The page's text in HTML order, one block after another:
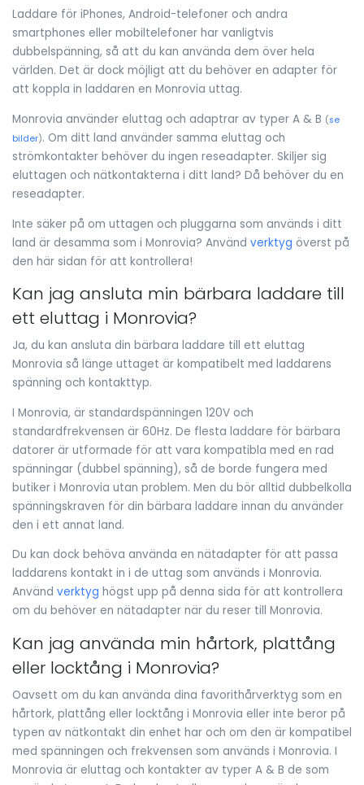
Laddare för iPhones, Android-telefoner och andra
smartphones eller mobiltelefoner har vanligtvis
dubbelspänning, så att du kan använda dem över hela
världen. Det är dock möjligt att du behöver en adapter för
att koppla in laddaren en Monrovia uttag.
Monrovia använder eluttag och adaptrar av typer A & B (se
bilder). Om ditt land använder samma eluttag och
strömkontakter behöver du ingen reseadapter. Skiljer sig
eluttagen och nätkontakterna i ditt land? Då behöver du en
reseadapter.
Inte säker på om uttagen och pluggarna som används i ditt
land är desamma som i Monrovia? Använd verktyg överst på
den här sidan för att kontrollera!
Kan jag ansluta min bärbara laddare till
ett eluttag i Monrovia?
Ja, du kan ansluta din bärbara laddare till ett eluttag
Monrovia så länge uttaget är kompatibelt med laddarens
spänning och kontakttyp.
I Monrovia, är standardspänningen 120V och
standardfrekvensen är 60Hz. De flesta laddare för bärbara
datorer är utformade för att vara kompatibla med en rad
spänningar (dubbel spänning), så de borde fungera med
butiker i Monrovia utan problem. Men du bör alltid dubbelkolla
spänningskraven för din bärbara laddare innan du använder
den i ett annat land.
Du kan dock behöva använda en nätadapter för att passa
laddarens kontakt in i de uttag som används i Monrovia.
Använd verktyg högst upp på denna sida för att kontrollera
om du behöver en nätadapter när du reser till Monrovia.
Kan jag använda min hårtork, plattång
eller locktång i Monrovia?
Oavsett om du kan använda dina favorithårverktyg som en
hårtork, plattång eller locktång i Monrovia eller inte beror på
typen av nätkontakt din enhet har och om den är kompatibel
med spänningen och frekvensen som används i Monrovia. I
Monrovia är eluttag och kontakter av typer A & B de som